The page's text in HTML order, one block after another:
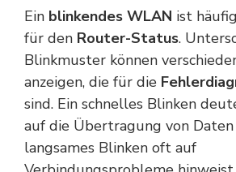
Ein blinkendes WLAN ist
für den Router-Status.
Blinkmuster können
anzeigen, die für die
sind. Ein schnelles Blinken
auf die Übertragung von Daten
langsames Blinken oft auf